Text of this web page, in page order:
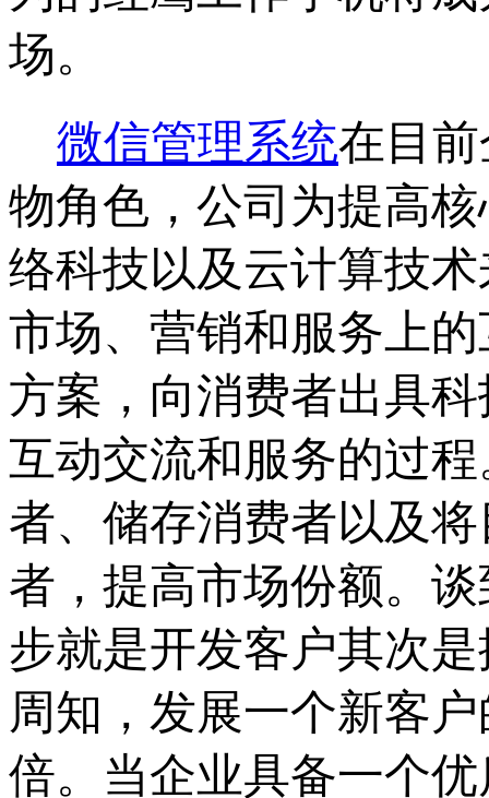
场。
微信管理系统在目
物角色，公司为提高
络科技以及云计算技
市场、营销和服务上
方案，向消费者出具
互动交流和服务的过
者、储存消费者以及
者，提高市场份额。
步就是开发客户其次
周知，发展一个新客
倍。当企业具备一个